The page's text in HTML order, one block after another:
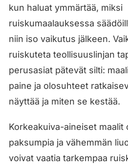
kun haluat ymmärtää, miksi
ruiskumaalauksessa
niin iso vaikutus jälkeen.
ruiskuteta teollisuuslinjan
perusasiat pätevät silti:
paine ja olosuhteet
näyttää ja miten se kestää.
Korkeakuiva-aineiset maalit
paksumpia ja vähemmän
voivat vaatia tarkempaa